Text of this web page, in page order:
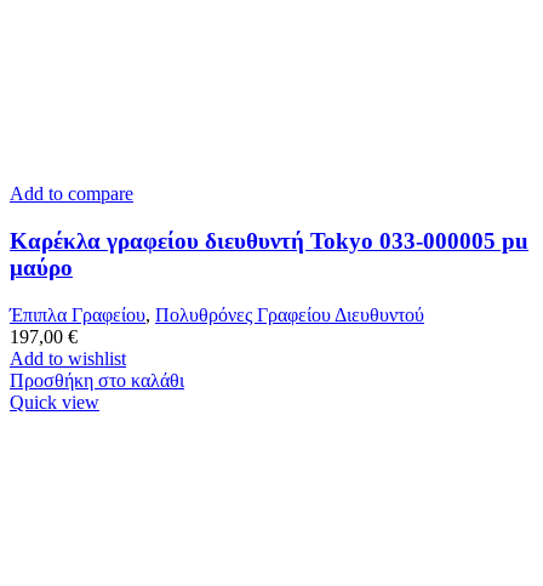
Add to compare
Καρέκλα γραφείου διευθυντή Tokyo 033-000005 pu
μαύρο
Έπιπλα Γραφείου, Πολυθρόνες Γραφείου Διευθυντού
197,00 €
Add to wishlist
Προσθήκη στο καλάθι
Quick view